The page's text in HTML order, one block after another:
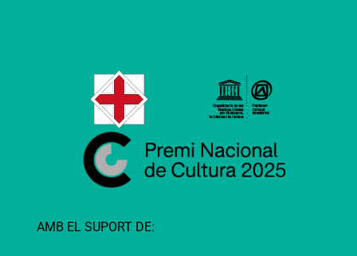
AMB EL SUPORT DE: